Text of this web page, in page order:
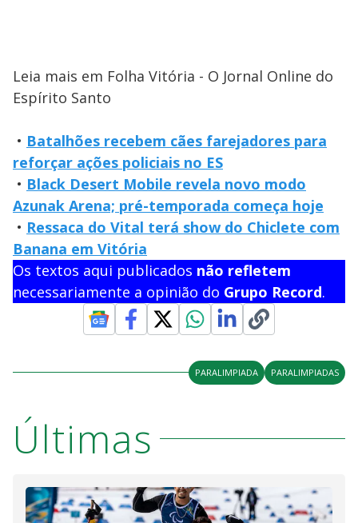
Leia mais em Folha Vitória - O Jornal Online do
Espírito Santo
• Batalhões recebem cães farejadores para
reforçar ações policiais no ES
• Black Desert Mobile revela novo modo
Azunak Arena; pré-temporada começa hoje
• Ressaca do Vital terá show do Chiclete com
Banana em Vitória
Os textos aqui publicados não refletem
necessariamente a opinião do Grupo Record.
PARALIMPIADA PARALIMPIADAS
Últimas